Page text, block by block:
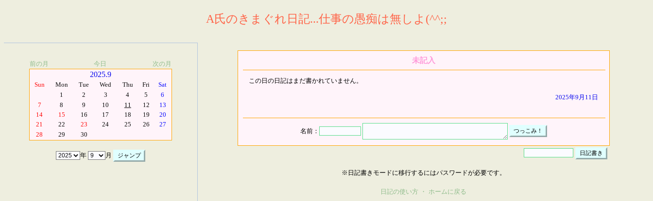
A氏のきまぐれ日記...仕事の愚痴は無しよ(^^;;
前の月 今日 次の月
2025.9
Sun Mon Tue Wed Thu Fri
Sat
1
2 3 4 5
6
7
8 9 10 11 12
13
14
15 16 17 18 19
20
21
22 23 24 25 26
27
28
29 30
年 月
未記入
この日の日記はまだ書かれていません。
2025年9月11日
名前：
※日記書きモードに移行するにはパスワードが必要です。
日記の使い方 ・ ホームに戻る